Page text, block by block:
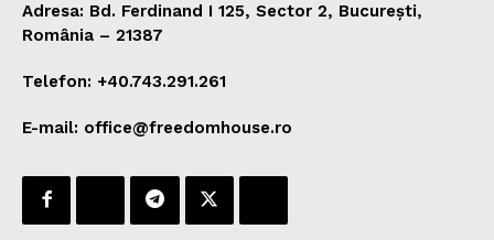
Adresa: Bd. Ferdinand I 125, Sector 2, București,
România – 21387
Telefon: +40.743.291.261
E-mail: office@freedomhouse.ro